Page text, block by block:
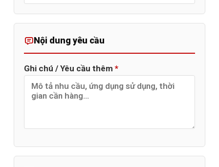
Nội dung yêu cầu
Ghi chú / Yêu cầu thêm *